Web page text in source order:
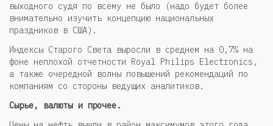
выходного судя по всему не было (надо будет более
внимательно изучить концепцию национальных
праздников в США).
Индексы Старого Света выросли в среднем на 0,7% на
фоне неплохой отчетности Royal Philips Electronics,
а также очередной волны повышений рекомендаций по
компаниям со стороны ведущих аналитиков.
Сырье, валюты и прочее.